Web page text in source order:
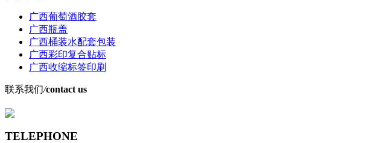
广西葡萄酒胶套
广西瓶盖
广西桶装水配套包装
广西彩印复合贴标
广西收缩标签印刷
联系我们/contact us
TELEPHONE